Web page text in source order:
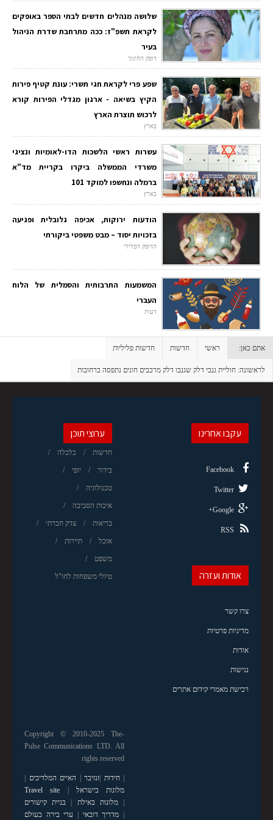
שלושה מנהלים חדשים לבתי הספר באופקים
לקראת תשפ"ז: ככה מתרחבת שדרת הניהול
בעיר
דופק החינוך
שפע פרי לקראת חגי תשרי: עונת קטיף פירות
הקיץ בשיאה - ארגון מגדלי הפירות קורא
לרכוש תוצרת הארץ
בארץ
עשרות ראשי הלשכות הדו-לאומיות ונציגי
משרדי הממשלה ביקרו בקריית מד"א
ברמלה ונחשפו למוקד 101
בארץ
הודעות ירוקות, אכיפה גלובלית ופגיעה
בזכויות יסוד – מבט משפטי ביקורתי
הדופק הפלילי
המשמעות התרבותית והסמלית של הלוח
העברי
דעות
אתם כאן: ראשי חדשות חדשות פליליות
לראשונה: חוליית גנבי דלק שגנבו דלק מרכבים חונים נתפסה ברחובות
ערוצי תוכן
חדשות כלכלה
בידור יופי
טכנולוגיה
איכות הסביבה
בריאות צדק חברתי
אוכל תיירות
משפט
טיולי משפחות לחו"ל
עקבו אחרינו
Facebook
Twitter
Google+
RSS
אודות ועזרה
צרו קשר
מדיניות פרטיות
אודות
נגישות
רכישת מאמרי קידום אתרים
Copyright © 2010-2025 The-
Pulse Communications LTD. All
rights reserved
|חידות זנזיבר האיים המלדיבים
מלונות בישראל
Travel site
|מלונות באילת
בניית קישורים
מדריך דובאי
ערי בירה בעולם